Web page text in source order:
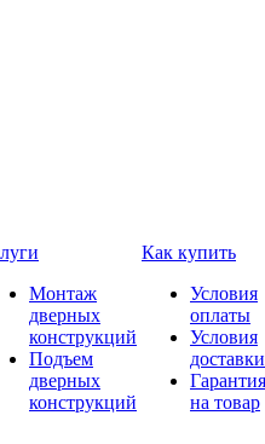
Монтаж
дверных
конструкций
Подъем
дверных
конструкций
Как купить
Условия
оплаты
Условия
доставки
Гарантия
на товар